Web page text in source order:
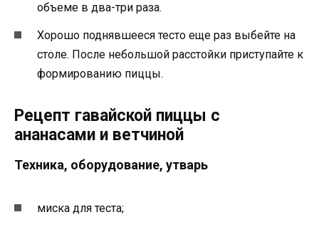
объеме в два-три раза.
Хорошо поднявшееся тесто еще раз выбейте на
столе. После небольшой расстойки приступайте к
формированию пиццы.
Рецепт гавайской пиццы с
ананасами и ветчиной
Техника, оборудование, утварь
миска для теста;